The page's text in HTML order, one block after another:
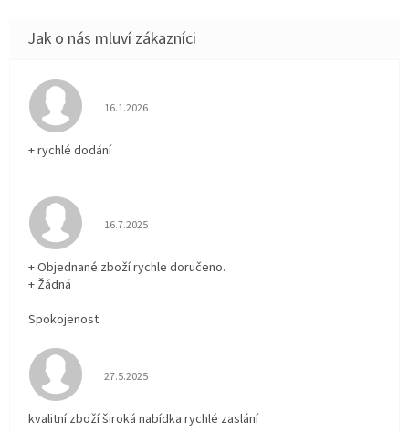
Hodnocení obchodu je 5 z 5 hvězdiček.
16.1.2026
+ rychlé dodání
Hodnocení obchodu je 5 z 5 hvězdiček.
16.7.2025
+ Objednané zboží rychle doručeno.
+ Žádná
Spokojenost
Hodnocení obchodu je 5 z 5 hvězdiček.
27.5.2025
kvalitní zboží široká nabídka rychlé zaslání